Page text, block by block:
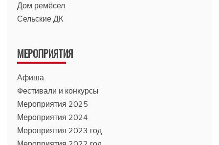
Дом ремёсел
Сельские ДК
МЕРОПРИЯТИЯ
Афиша
Фестивали и конкурсы
Мероприятия 2025
Мероприятия 2024
Мероприятия 2023 год